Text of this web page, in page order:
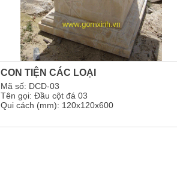
CON TIỆN CÁC LOẠI
Mã số: DCD-03
Tên gọi: Đầu cột đá 03
Qui cách (mm): 120x120x600